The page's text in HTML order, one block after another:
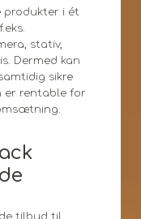
produkter i ét
stativ,
Dermed kan
sikre
er rentable for
tilbud til